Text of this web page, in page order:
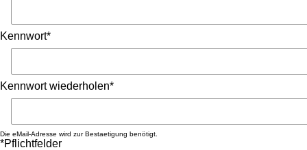
Kennwort*
Kennwort wiederholen*
Die eMail-Adresse wird zur Bestaetigung benötigt.
*Pflichtfelder